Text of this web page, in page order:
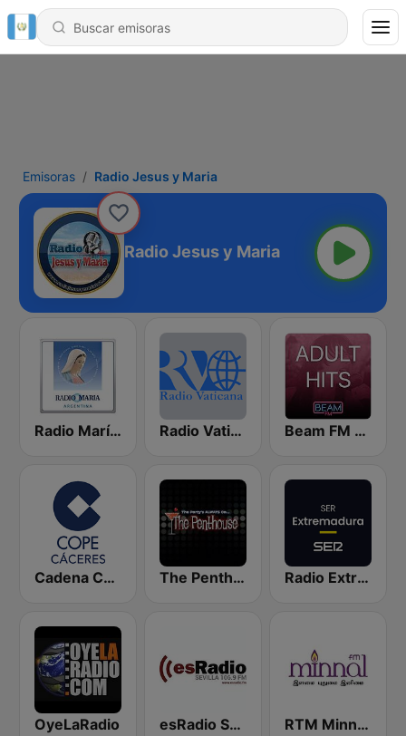
Emisoras Radio Jesus y Maria
Radio Jesus y Maria
Radio María Argentina Radio Vaticana 1 93.3 Beam FM - Adult Hits
Cadena COPE Cáceres The Penthouse Radio Extremadura SER
OyeLaRadio esRadio Sevilla RTM Minnal FM